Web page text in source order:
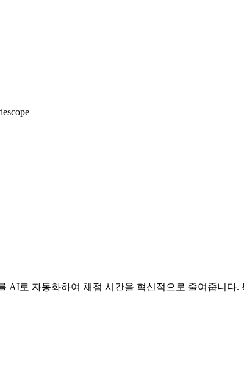
AI로 자동화하여 채점 시간을 혁신적으로 줄여줍니